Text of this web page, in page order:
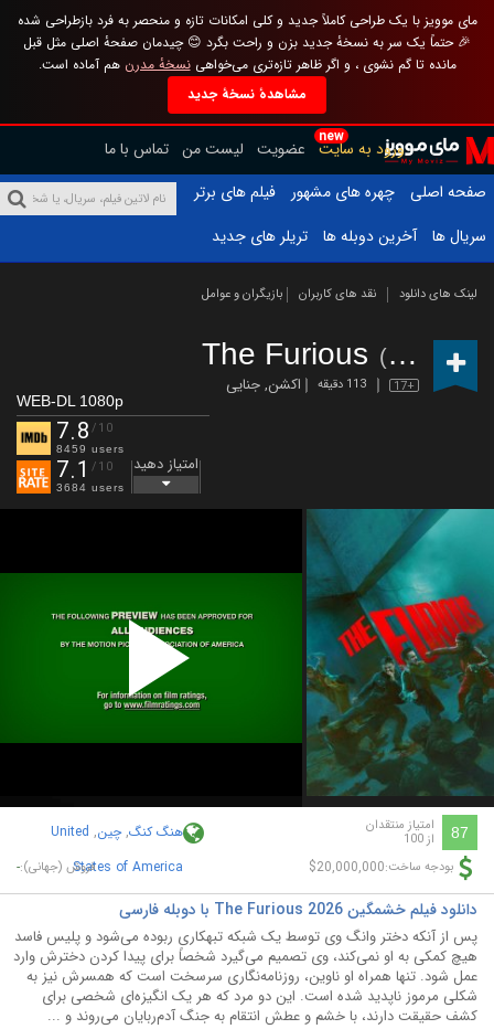
مای موویز با یک طراحی کاملاً جدید و کلی امکانات تازه و منحصر به فرد بازطراحی شده
🎉 حتماً یک سر به نسخهٔ جدید بزن و راحت بگرد 😊 چیدمان صفحهٔ اصلی مثل قبل
مانده تا گم نشوی ، و اگر ظاهر تازه‌تری می‌خواهینسخهٔ مدرن هم آماده است.
مشاهدهٔ نسخهٔ جدید
new
ورود به سایت عضویت لیست من تماس با ما
صفحه اصلی
چهره های مشهور
فیلم های برتر
سریال ها
آخرین دوبله ها تریلر های جدید
لینک های دانلود نقد های کاربران بازیگران و عوامل
The Furious (2026)
17+ 113 دقیقه اکشن,جنایی
WEB-DL 1080p
7.8 /10
8459 users
7.1 /10
3684 users
امتیاز دهید
Play
Video
87 امتیاز منتقدان
از 100 هنگ کنگ,چین,
United
States of America
بودجه ساخت:$20,000,000 فروش (جهانی):-
دانلود فیلم خشمگین The Furious 2026 با دوبله فارسی
پس از آنکه دختر وانگ وی توسط یک شبکه تبهکاری ربوده می‌شود و پلیس فاسد
هیچ کمکی به او نمی‌کند، وی تصمیم می‌گیرد شخصاً برای پیدا کردن دخترش وارد
عمل شود. تنها همراه او ناوین، روزنامه‌نگاری سرسخت است که همسرش نیز به
شکلی مرموز ناپدید شده است. این دو مرد که هر یک انگیزه‌ای شخصی برای
کشف حقیقت دارند، با خشم و عطش انتقام به جنگ آدم‌ربایان می‌روند و ...